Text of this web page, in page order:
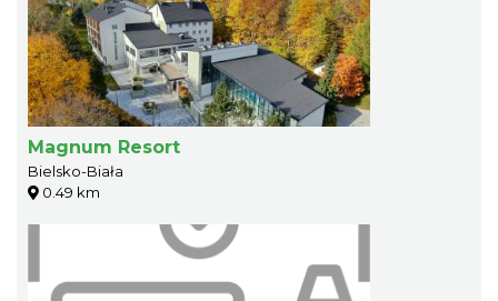
Magnum Resort
Bielsko-Biała
0.49 km